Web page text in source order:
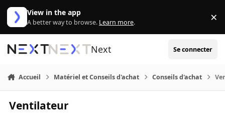
Aller au contenu
View in the app
A better way to browse. Learn more. ×
Next Se connecter
Accueil Matériel et Conseils d'achat Conseils d'achat
Ventilateur